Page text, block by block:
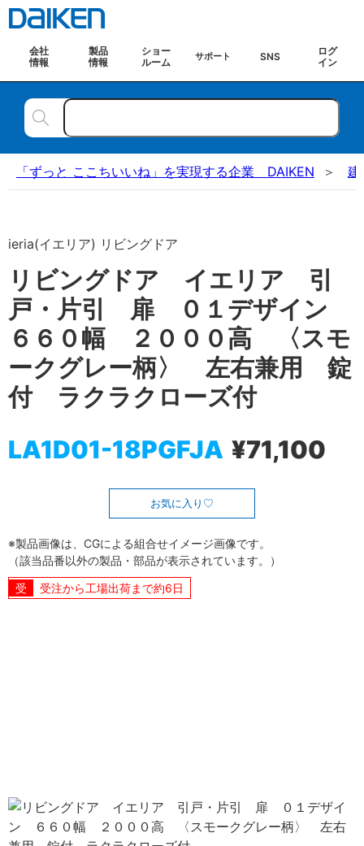
会社
情報
製品
情報
ショー
ルーム
サポート SNS
ログ
イン
「ずっと ここちいいね」を実現する企業 DAIKEN 建
ieria(イエリア) リビングドア
リビングドア イエリア 引
戸・片引 扉 ０１デザイン
６６０幅 ２０００高 〈スモ
ークグレー柄〉 左右兼用 錠
付 ラクラクローズ付
LA1D01-18PGFJA ¥71,100
お気に入り
※製品画像は、CGによる組合せイメージ画像です。
（該当品番以外の製品・部品が表示されています。）
受注から工場出荷まで約6日